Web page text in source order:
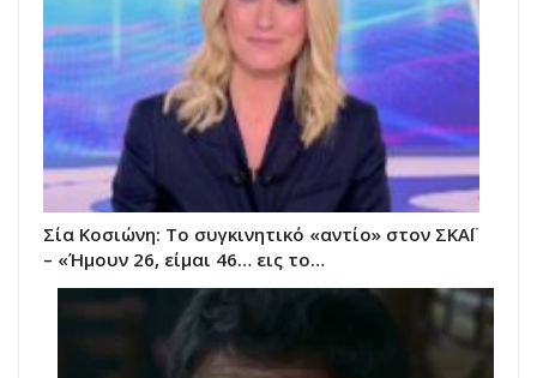
Σία Κοσιώνη: Το συγκινητικό «αντίο» στον ΣΚΑΪ
– «Ήμουν 26, είμαι 46… εις το…